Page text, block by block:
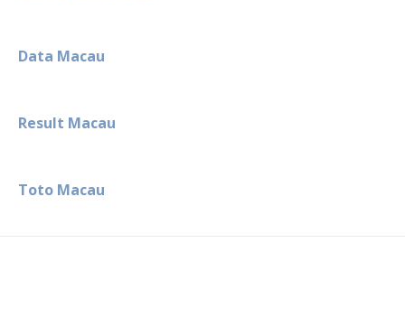
Data Macau
Result Macau
Toto Macau